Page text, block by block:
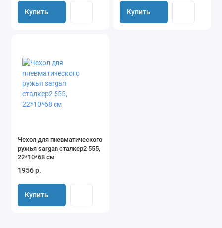
Купить Купить
Чехол для пневматического
ружья sargan сталкер2 555,
22*10*68 см
1956 р.
Купить